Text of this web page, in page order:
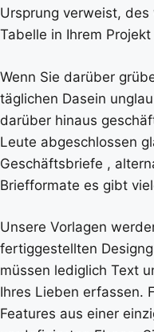
Ursprung verweist,
Tabelle in Ihrem
Wenn Sie darüber
täglichen Dasein
darüber hinaus
Leute abgeschlossen
Geschäftsbriefe ,
Briefformate es gibt
Unsere Vorlagen
fertiggestellten
müssen lediglich Text
Ihres Lieben erfassen.
Features aus einer